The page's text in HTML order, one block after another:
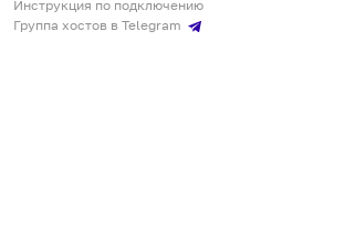
Инструкция по подключению
Группа хостов в Telegram